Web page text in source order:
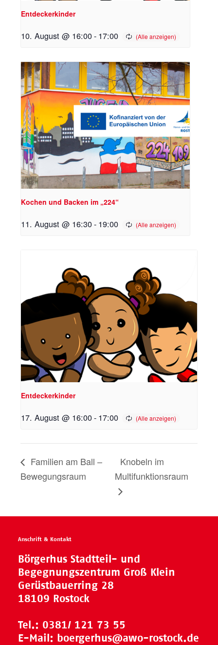
Entdeckerkinder
10. August @ 16:00- 17:00
Kochen und Backen im „224“
11. August @ 16:30- 19:00
Entdeckerkinder
17. August @ 16:00- 17:00
Familien am Ball –
Bewegungsraum
Knobeln im
Multifunktionsraum
Anschrift & Kontakt
Börgerhus Stadtteil- und
Begegnungszentrum Groß Klein
Gerüstbauerring 28
18109 Rostock
Tel.: 0381/ 121 73 55
E-Mail: boergerhus@awo-rostock.de